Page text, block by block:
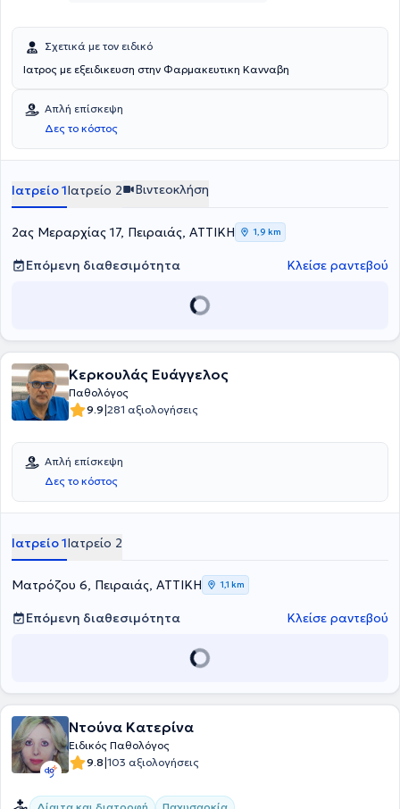
Σχετικά με τον ειδικό
Ιατρος με εξειδικευση στην Φαρμακευτικη Κανναβη
Απλή επίσκεψη
Δες το κόστος
Ιατρείο 1Ιατρείο 2 Βιντεοκλήση
2ας Μεραρχίας 17, Πειραιάς, ΑΤΤΙΚΗ 1,9 km
Επόμενη διαθεσιμότητα Κλείσε ραντεβού
Κερκουλάς Ευάγγελος
Παθολόγος
9.9|281 αξιολογήσεις
Απλή επίσκεψη
Δες το κόστος
Ιατρείο 1Ιατρείο 2
Ματρόζου 6, Πειραιάς, ΑΤΤΙΚΗ 1,1 km
Επόμενη διαθεσιμότητα Κλείσε ραντεβού
Ντούνα Κατερίνα
Ειδικός Παθολόγος
9.8|103 αξιολογήσεις